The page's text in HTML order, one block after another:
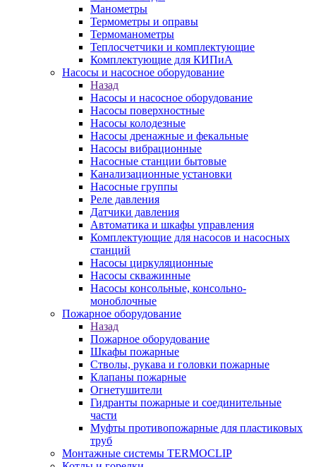
Манометры
Термометры и оправы
Термоманометры
Теплосчетчики и комплектующие
Комплектующие для КИПиА
Насосы и насосное оборудование
Назад
Насосы и насосное оборудование
Насосы поверхностные
Насосы колодезные
Насосы дренажные и фекальные
Насосы вибрационные
Насосные станции бытовые
Канализационные установки
Насосные группы
Реле давления
Датчики давления
Автоматика и шкафы управления
Комплектующие для насосов и насосных
станций
Насосы циркуляционные
Насосы скважинные
Насосы консольные, консольно-
моноблочные
Пожарное оборудование
Назад
Пожарное оборудование
Шкафы пожарные
Стволы, рукава и головки пожарные
Клапаны пожарные
Огнетушители
Гидранты пожарные и соединительные
части
Муфты противопожарные для пластиковых
труб
Монтажные системы TERMOCLIP